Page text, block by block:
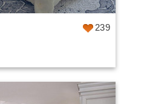
239